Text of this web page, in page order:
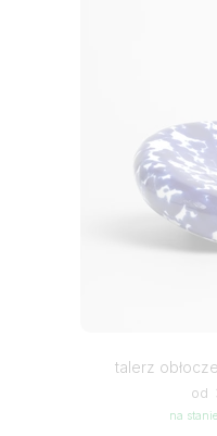
talerz
od
na stanie